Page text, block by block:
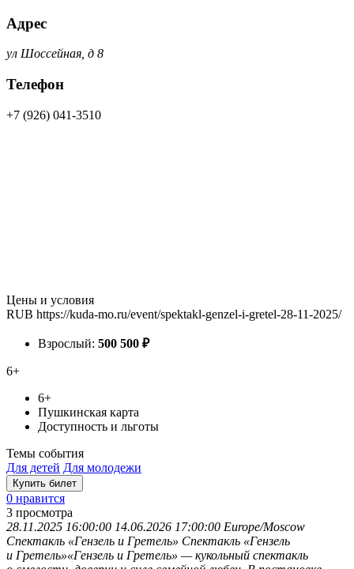
Адрес
ул Шоссейная, д 8
Телефон
+7 (926) 041-3510
Цены и условия
RUB https://kuda-mo.ru/event/spektakl-genzel-i-gretel-28-11-2025/
Взрослый: 500 500 ₽
6+
6+
Пушкинская карта
Доступность и льготы
Темы события
Для детей Для молодежи
Купить билет
0 нравится
3 просмотра
28.11.2025 16:00:00 14.06.2026 17:00:00 Europe/Moscow
Спектакль «Гензель и Гретель» Спектакль «Гензель
и Гретель»«Гензель и Гретель» — кукольный спектакль